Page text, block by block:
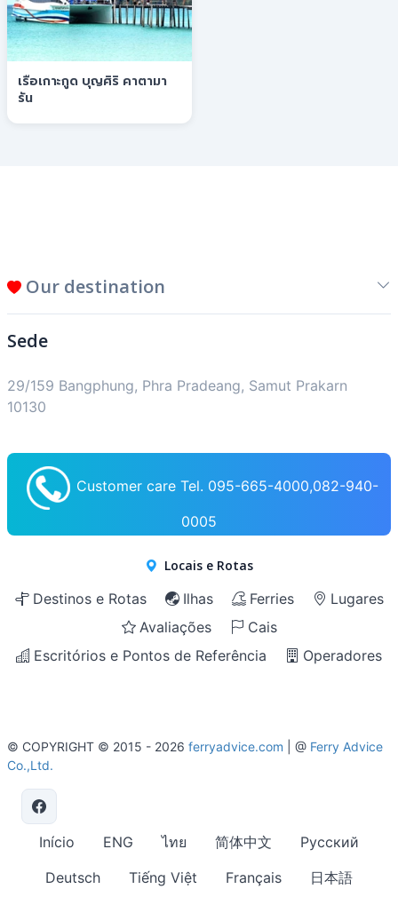
เรือเกาะกูด บุญศิริ คาตามา
รัน
Our destination
Sede
29/159 Bangphung, Phra Pradeang, Samut Prakarn
10130
Customer care Tel. 095-665-4000,082-940-
0005
Locais e Rotas
Destinos e Rotas Ilhas Ferries
Lugares
Avaliações
Cais
Escritórios e Pontos de Referência
Operadores
© COPYRIGHT © 2015 - 2026 ferryadvice.com | @ Ferry Advice
Co.,Ltd.
Início ENG ไทย 简体中文
Русский
Deutsch
Tiếng Việt Français 日本語